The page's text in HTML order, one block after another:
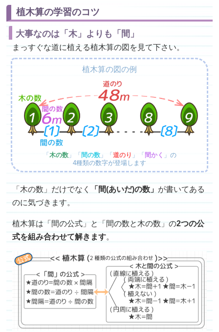
植木算の学習のコツ
大事なのは「木」よりも「間」
まっすぐな道に植える植木算の図を見て下さい。
植木算の図の例
「 木の数」「 間の数」「 道のり 」「 間かく 」の
4種類の数字が登場します
「木の数」だけでなく 「間(あいだ)の数」 が書いてある
のに気づきます。
植木算は「間の公式」と「間の数と木の数」の2つの公
式を組み合わせて解きます。